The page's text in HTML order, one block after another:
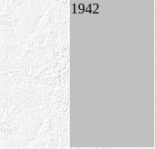
1942